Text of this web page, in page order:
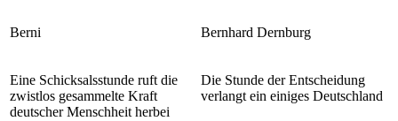
Berni Bernhard Dernburg
Eine Schicksalsstunde ruft die
zwistlos gesammelte Kraft
deutscher Menschheit herbei
Die Stunde der Entscheidung
verlangt ein einiges Deutschland